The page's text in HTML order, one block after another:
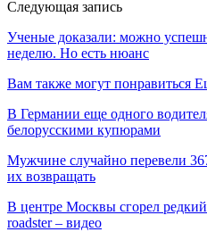
Следующая запись
Ученые доказали: можно
неделю. Но есть нюанс
Вам также могут понравиться
В Германии еще одного
белорусскими купюрами
Мужчине случайно перевели 367
их возвращать
В центре Москвы сгорел
roadster – видео